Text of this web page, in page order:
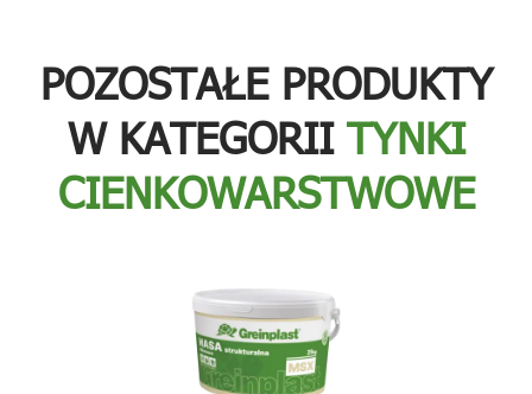
POZOSTAŁE PRODUKTY
W KATEGORII TYNKI
CIENKOWARSTWOWE